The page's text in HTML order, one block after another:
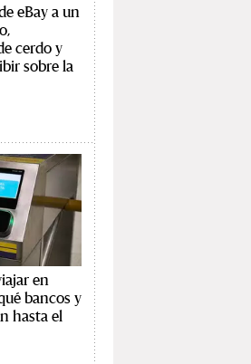
eBay a un
cerdo y
sobre la
en
bancos y
hasta el